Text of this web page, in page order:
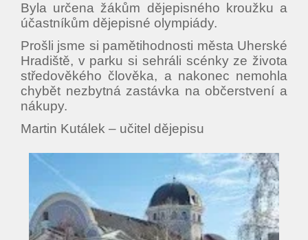
Byla určena žákům dějepisného kroužku a
účastníkům dějepisné olympiády.
Prošli jsme si pamětihodnosti města Uherské
Hradiště, v parku si sehráli scénky ze života
středověkého člověka, a nakonec nemohla
chybět nezbytná zastávka na občerstvení a
nákupy.
Martin Kutálek – učitel dějepisu